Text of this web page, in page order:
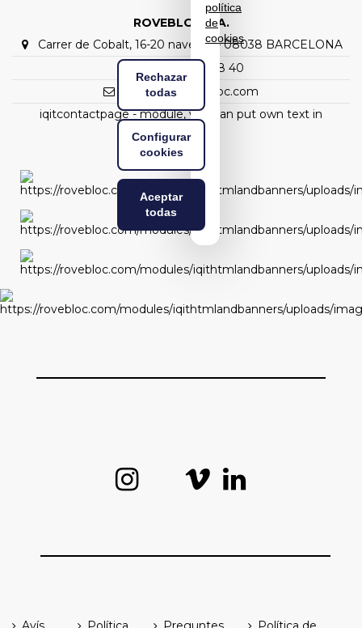
ROVEBLOC S.A.
Carrer de Cobalt, 16-20 nave C1 – 08038 BARCELONA
(+34) 93 298 88 40
rovebloc@rovebloc.com
iqitcontactpage - module, you can put own text in
configuration
política
de
cookies
Rechazar
todas
Configurar
cookies
Aceptar
todas